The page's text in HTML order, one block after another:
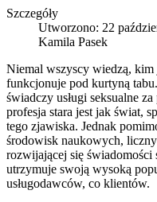
Szczegóły
Utworzono: 22
Kamila Pasek
Niemal wszyscy wiedzą,
funkcjonuje pod kurtyną
świadczy usługi seksualne
profesja stara jest jak świat,
tego zjawiska. Jednak
środowisk naukowych,
rozwijającej się świadomości
utrzymuje swoją wysoką
usługodawców, co klientów.